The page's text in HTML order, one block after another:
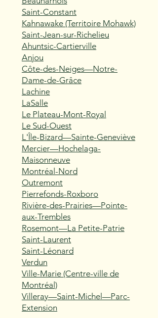
Saint-Constant
Kahnawake (Territoire Mohawk)
Saint-Jean-sur-Richelieu
Ahuntsic-Cartierville
Anjou
Côte-des-Neiges—Notre-
Dame-de-Grâce
Lachine
LaSalle
Le Plateau-Mont-Royal
Le Sud-Ouest
L'Île-Bizard—Sainte-Geneviève
Mercier—Hochelaga-
Maisonneuve
Montréal-Nord
Outremont
Pierrefonds-Roxboro
Rivière-des-Prairies—Pointe-
aux-Trembles
Rosemont—La Petite-Patrie
Saint-Laurent
Saint-Léonard
Verdun
Ville-Marie (Centre-ville de
Montréal)
Villeray—Saint-Michel—Parc-
Extension